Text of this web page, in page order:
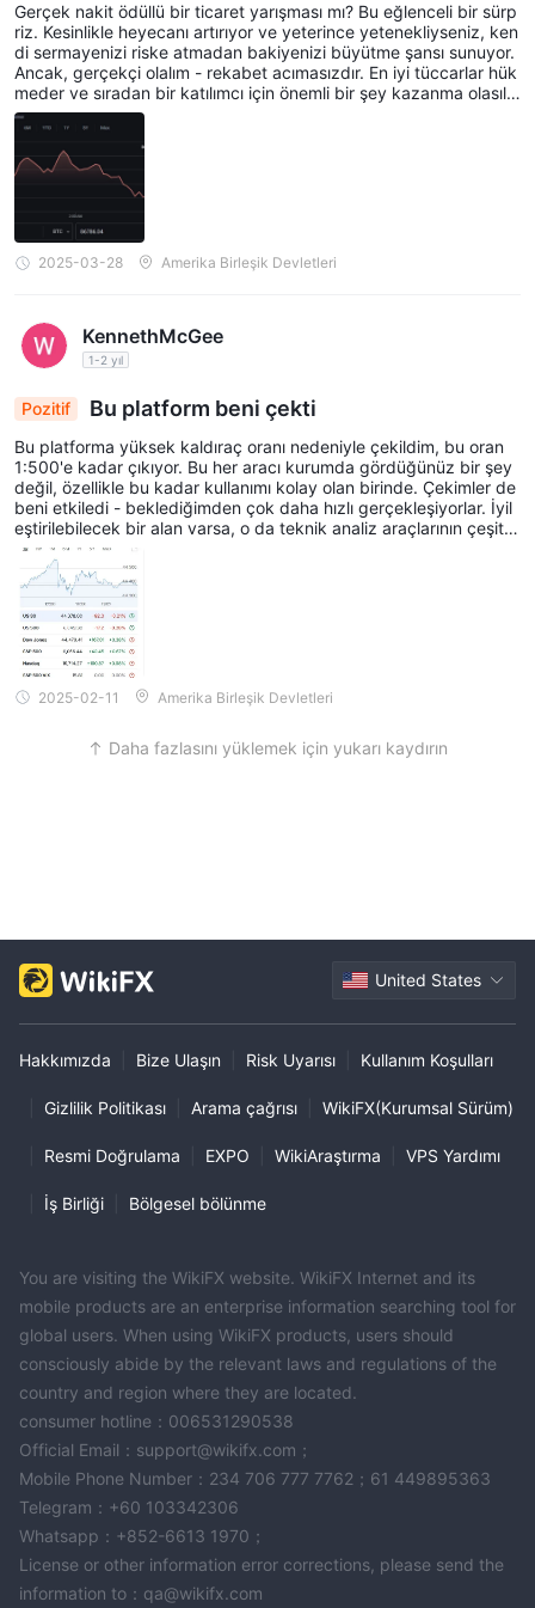
Gerçek nakit ödüllü bir ticaret yarışması mı? Bu eğlenceli bir sürp
riz. Kesinlikle heyecanı artırıyor ve yeterince yetenekliyseniz, ken
di sermayenizi riske atmadan bakiyenizi büyütme şansı sunuyor.
Ancak, gerçekçi olalım - rekabet acımasızdır. En iyi tüccarlar hük
meder ve sıradan bir katılımcı için önemli bir şey kazanma olasılığ
ı düşüktür. Eğer bu zorluğu seviyorsanız, deneyin, ancak kolay bi
r ödeme beklemeyin.
2025-03-28 Amerika Birleşik Devletleri
KennethMcGee
1-2 yıl
Pozitif Bu platform beni çekti
Bu platforma yüksek kaldıraç oranı nedeniyle çekildim, bu oran
1:500'e kadar çıkıyor. Bu her aracı kurumda gördüğünüz bir şey
değil, özellikle bu kadar kullanımı kolay olan birinde. Çekimler de
beni etkiledi - beklediğimden çok daha hızlı gerçekleşiyorlar. İyil
eştirilebilecek bir alan varsa, o da teknik analiz araçlarının çeşitlili
ği. Ben daha gelişmiş göstergeleri tercih ederim, ancak standart i
şlemler için mevcut özellikler yeterli.
2025-02-11 Amerika Birleşik Devletleri
Daha fazlasını yüklemek için yukarı kaydırın
United States
Hakkımızda Bize Ulaşın Risk Uyarısı Kullanım Koşulları
Gizlilik Politikası Arama çağrısı WikiFX(Kurumsal Sürüm)
Resmi Doğrulama EXPO WikiAraştırma VPS Yardımı
İş Birliği Bölgesel bölünme
You are visiting the WikiFX website. WikiFX Internet and its
mobile products are an enterprise information searching tool for
global users. When using WikiFX products, users should
consciously abide by the relevant laws and regulations of the
country and region where they are located.
consumer hotline：006531290538
Official Email：support@wikifx.com；
Mobile Phone Number：234 706 777 7762；61 449895363
Telegram：+60 103342306
Whatsapp：+852-6613 1970；
License or other information error corrections, please send the
information to：qa@wikifx.com